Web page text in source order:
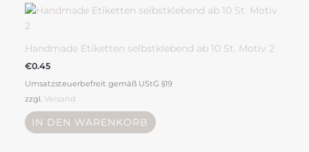
Handmade Etiketten selbstklebend ab 10 St. Motiv 2
€0.45
Umsatzsteuerbefreit gemäß UStG §19
zzgl. Versand
IN DEN WARENKORB